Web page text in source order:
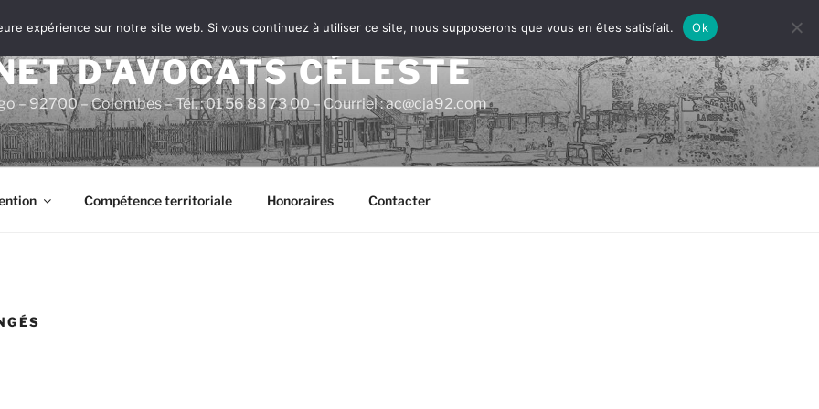
D'AVOCATS CÉLESTE
– 92700 – Colombes – Tél. : 01 56 83 73 00 – Courriel : ac@cja92.com
Compétence territoriale Honoraires Contacter
expérience sur notre site web. Si vous continuez à utiliser ce site, nous supposerons que vous en êtes satisfait. Ok